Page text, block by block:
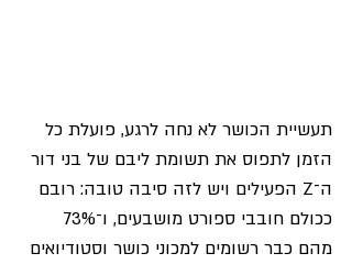
תעשיית הכושר לא נחה לרגע, פועלת כל
הזמן לתפוס את תשומת ליבם של בני דור
ה־Z הפעילים ויש לזה סיבה טובה: רובם
מהם כבר רשומים למכוני כושר וסטודיואים